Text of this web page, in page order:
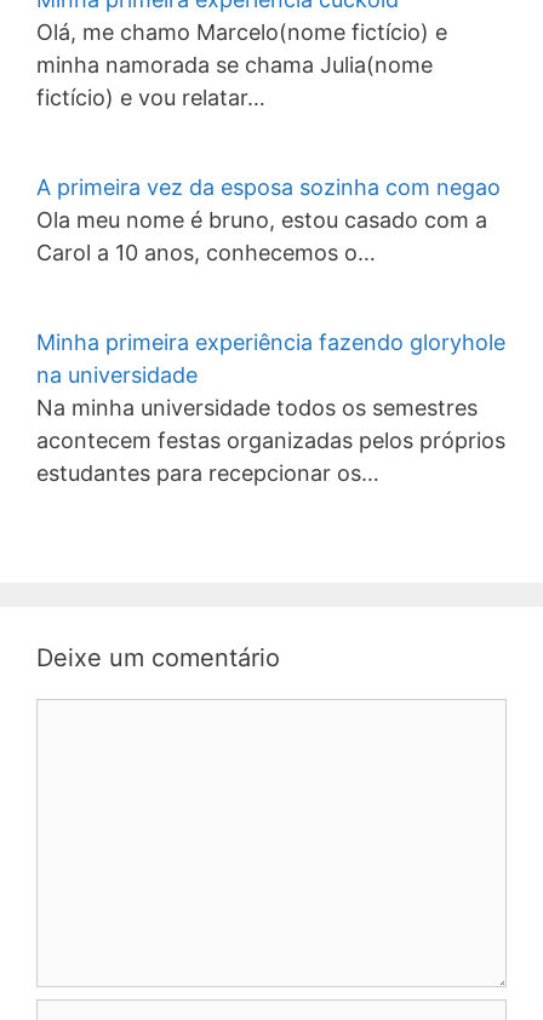
Olá, me chamo Marcelo(nome fictício) e
minha namorada se chama Julia(nome
fictício) e vou relatar…
A primeira vez da esposa sozinha com negao
Ola meu nome é bruno, estou casado com a
Carol a 10 anos, conhecemos o…
Minha primeira experiência fazendo gloryhole
na universidade
Na minha universidade todos os semestres
acontecem festas organizadas pelos próprios
estudantes para recepcionar os…
Deixe um comentário